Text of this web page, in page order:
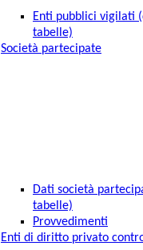
Enti pubblici vigilati
tabelle)
Società partecipate
Dati società
tabelle)
Provvedimenti
Enti di diritto privato